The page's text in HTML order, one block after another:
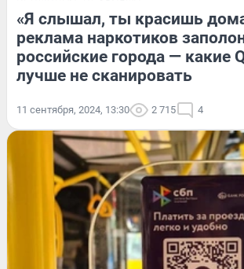
«Я слышал, ты красишь
реклама наркотиков
российские города — какие
лучше не сканировать
11 сентября, 2024, 13:30 2 715 4